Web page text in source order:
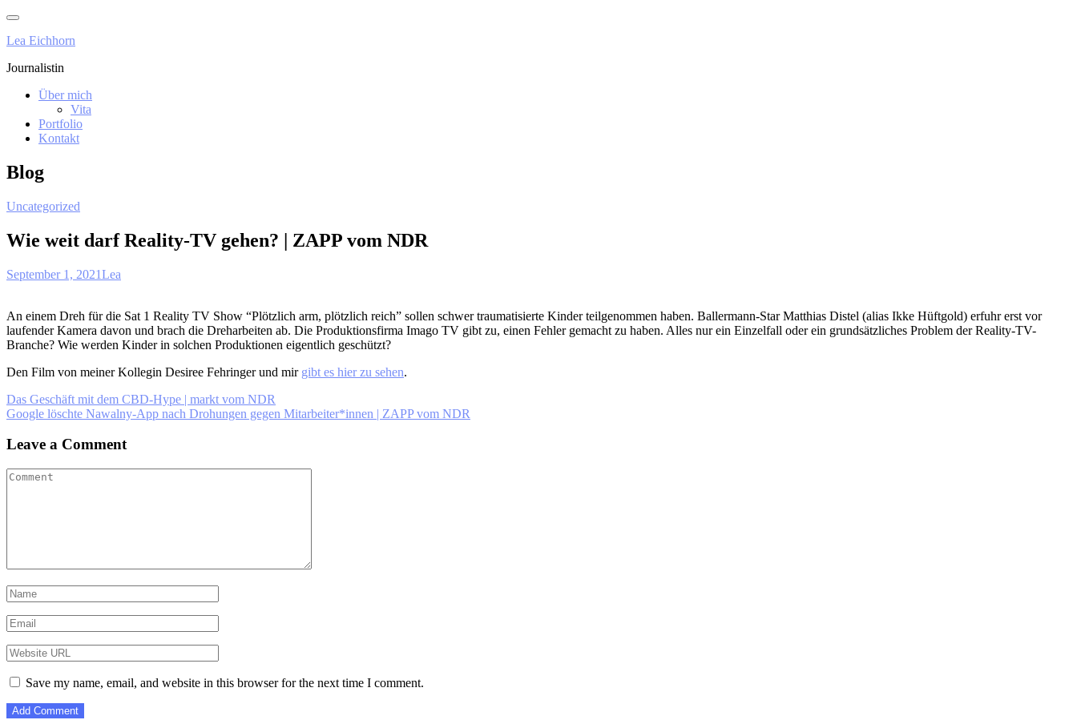
Skip
content
Lea Eichhorn
Journalistin
Über mich
Vita
Portfolio
Kontakt
Blog
Uncategorized
Wie weit darf Reality-TV gehen? | ZAPP vom NDR
September 1, 2021Lea
An einem Dreh für die Sat 1 Reality TV Show “Plötzlich arm, plötzlich reich” sollen schwer traumatisierte Kinder teilgenommen haben. Ballermann-Star Matthias Distel (alias Ikke Hüftgold) erfuhr erst vor
laufender Kamera davon und brach die Dreharbeiten ab. Die Produktionsfirma Imago TV gibt zu, einen Fehler gemacht zu haben. Alles nur ein Einzelfall oder ein grundsätzliches Problem der Reality-TV-
Branche? Wie werden Kinder in solchen Produktionen eigentlich geschützt?
Den Film von meiner Kollegin Desiree Fehringer und mir gibt es hier zu sehen.
Post
navigation
Das Geschäft mit dem CBD-Hype | markt vom NDR
Google löschte Nawalny-App nach Drohungen gegen Mitarbeiter*innen | ZAPP vom NDR
Leave a Comment
Save my name, email, and website in this browser for the next time I comment.